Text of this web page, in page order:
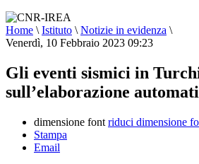
Home \ Istituto \ Notizie in evidenza \
Venerdì, 10 Febbraio 2023 09:23
Gli eventi sismici in
sull’elaborazione
dimensione font riduci dimensione
Stampa
Email